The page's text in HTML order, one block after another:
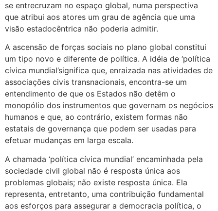
se entrecruzam no espaço global, numa perspectiva
que atribui aos atores um grau de agência que uma
visão estadocêntrica não poderia admitir.
A ascensão de forças sociais no plano global constitui
um tipo novo e diferente de política. A idéia de ‘política
cívica mundial’significa que, enraizada nas atividades de
associações civis transnacionais, encontra-se um
entendimento de que os Estados não detêm o
monopólio dos instrumentos que governam os negócios
humanos e que, ao contrário, existem formas não
estatais de governança que podem ser usadas para
efetuar mudanças em larga escala.
A chamada ‘política cívica mundial’ encaminhada pela
sociedade civil global não é resposta única aos
problemas globais; não existe resposta única. Ela
representa, entretanto, uma contribuição fundamental
aos esforços para assegurar a democracia política, o